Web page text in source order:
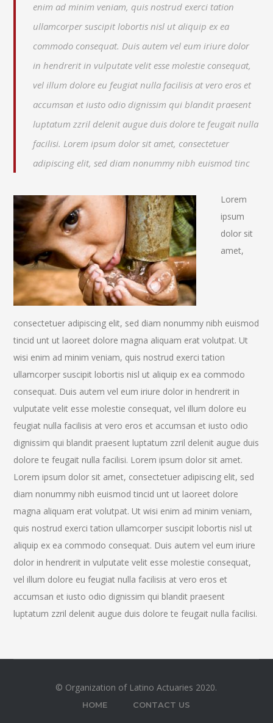
enim ad minim veniam, quis nostrud exerci tation
ullamcorper suscipit lobortis nisl ut aliquip ex ea
commodo consequat. Duis autem vel eum iriure dolor
in hendrerit in vulputate velit esse molestie consequat,
vel illum dolore eu feugiat nulla facilisis at vero eros et
accumsan et iusto odio dignissim qui blandit praesent
luptatum zzril delenit augue duis dolore te feugait nulla
facilisi. Lorem ipsum dolor sit amet, consectetuer
adipiscing elit, sed diam nonummy nibh euismod tinc
Lorem
ipsum
dolor sit
amet,
consectetuer adipiscing elit, sed diam nonummy nibh euismod
tincid unt ut laoreet dolore magna aliquam erat volutpat. Ut
wisi enim ad minim veniam, quis nostrud exerci tation
ullamcorper suscipit lobortis nisl ut aliquip ex ea commodo
consequat. Duis autem vel eum iriure dolor in hendrerit in
vulputate velit esse molestie consequat, vel illum dolore eu
feugiat nulla facilisis at vero eros et accumsan et iusto odio
dignissim qui blandit praesent luptatum zzril delenit augue duis
dolore te feugait nulla facilisi. Lorem ipsum dolor sit amet.
Lorem ipsum dolor sit amet, consectetuer adipiscing elit, sed
diam nonummy nibh euismod tincid unt ut laoreet dolore
magna aliquam erat volutpat. Ut wisi enim ad minim veniam,
quis nostrud exerci tation ullamcorper suscipit lobortis nisl ut
aliquip ex ea commodo consequat. Duis autem vel eum iriure
dolor in hendrerit in vulputate velit esse molestie consequat,
vel illum dolore eu feugiat nulla facilisis at vero eros et
accumsan et iusto odio dignissim qui blandit praesent
luptatum zzril delenit augue duis dolore te feugait nulla facilisi.
© Organization of Latino Actuaries 2020.
HOME CONTACT US